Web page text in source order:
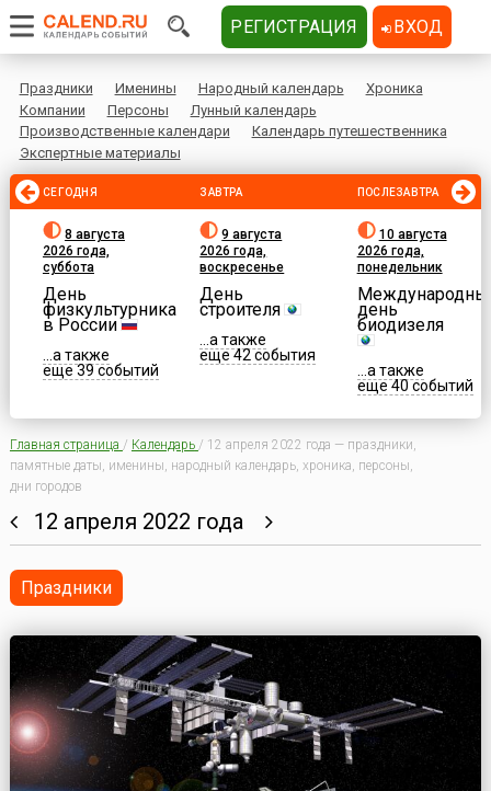
Праздники Именины Народный календарь
Хроника
Компании
Персоны
Лунный календарь
Производственные календари
Календарь путешественника
Экспертные материалы
СЕГОДНЯ
8 августа
2026 года,
суббота
День
физкультурника
в России
...а также
еще 39 событий
ЗАВТРА
9 августа
2026 года,
воскресенье
День
строителя
...а также
еще 42 события
ПОСЛЕЗАВТРА
10 августа
2026 года,
понедельник
день
биодизеля
...а также
еще 40 событий
Главная страница / Календарь / 12 апреля 2022 года — праздники,
памятные даты, именины, народный календарь, хроника, персоны,
дни городов
12 апреля 2022 года
Праздники
РЕГИСТРАЦИЯ ВХОД